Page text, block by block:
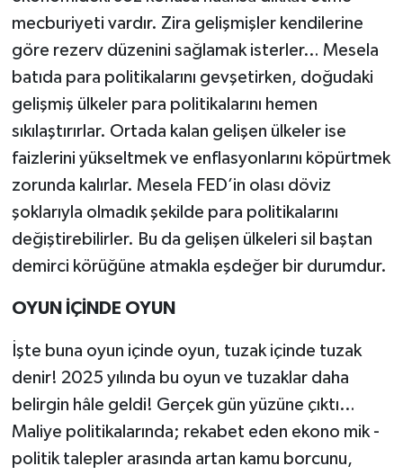
mecburiyeti vardır. Zira gelişmişler kendilerine
göre rezerv düzenini sağlamak isterler… Mesela
batıda para politikalarını gevşetirken, doğudaki
gelişmiş ülkeler para politikalarını hemen
sıkılaştırırlar. Ortada kalan gelişen ülkeler ise
faizlerini yükseltmek ve enflasyonlarını köpürtmek
zorunda kalırlar. Mesela FED’in olası döviz
şoklarıyla olmadık şekilde para politikalarını
değiştirebilirler. Bu da gelişen ülkeleri sil baştan
demirci körüğüne atmakla eşdeğer bir durumdur.
OYUN İÇİNDE OYUN
İşte buna oyun içinde oyun, tuzak içinde tuzak
denir! 2025 yılında bu oyun ve tuzaklar daha
belirgin hâle geldi! Gerçek gün yüzüne çıktı…
Maliye politikalarında; rekabet eden ekono mik -
politik talepler arasında artan kamu borcunu,